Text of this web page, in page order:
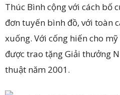
Thúc Bình cộng với cách bố
đơn tuyến bình đồ, với toàn
xuống. Với cống hiến cho
được trao tặng Giải thưởng
thuật năm 2001.